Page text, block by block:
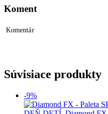
Koment
Komentár
Súvisiace produkty
-9%